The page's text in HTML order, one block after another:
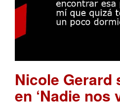
Nicole Gerard
en ‘Nadie nos